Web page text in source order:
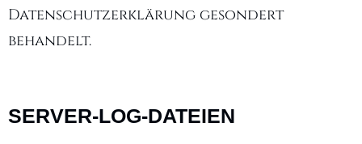
Datenschutzerklärung gesondert
behandelt.
SERVER-LOG-DATEIEN